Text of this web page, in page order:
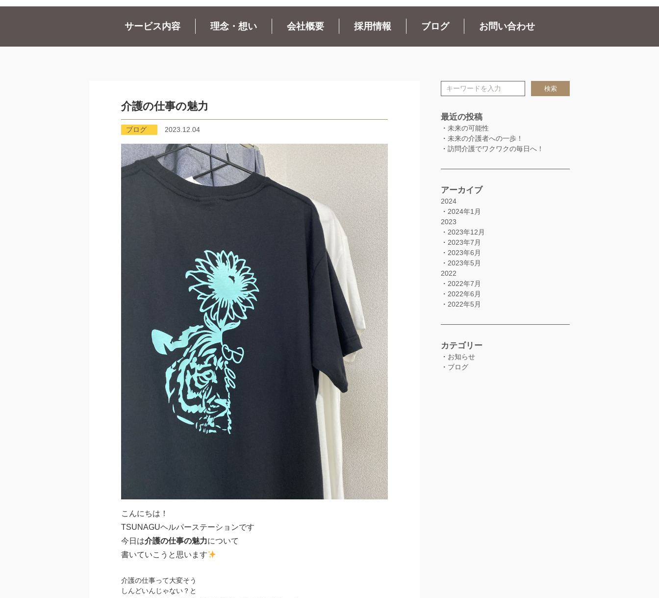
サービス内容 理念・想い 会社概要 採用情報 ブログ お問い合わせ
介護の仕事の魅力
ブログ 2023.12.04
こんにちは！
TSUNAGUヘルパーステーションです
今日は介護の仕事の魅力について
書いていこうと思います
介護の仕事って大変そう
しんどいんじゃない？と
検索
最近の投稿
・ 未来の可能性
・ 未来の介護者への一歩！
・ 訪問介護でワクワクの毎日へ！
アーカイブ
2024
・ 2024年1月
2023
・ 2023年12月
・ 2023年7月
・ 2023年6月
・ 2023年5月
2022
・ 2022年7月
・ 2022年6月
・ 2022年5月
カテゴリー
・ お知らせ
・ ブログ